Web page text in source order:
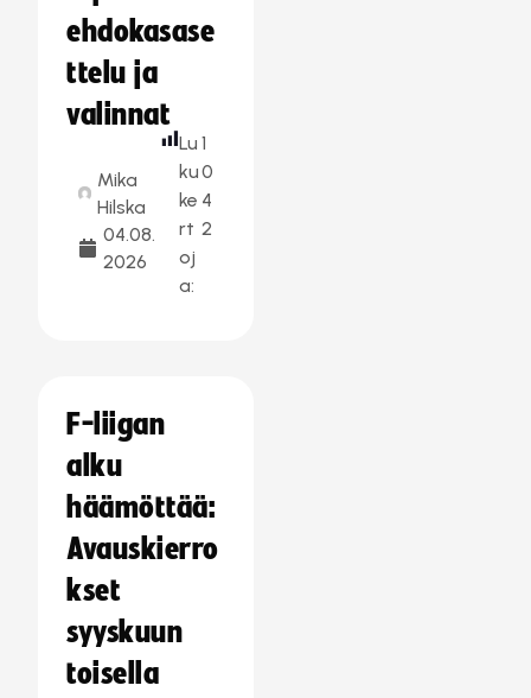
ehdokasase
ttelu ja
valinnat
Mika
Hilska
04.08.
2026
Lu
ku
ke
rt
oj
a:
1
0
4
2
F-liigan
alku
häämöttää:
Avauskierro
kset
syyskuun
toisella